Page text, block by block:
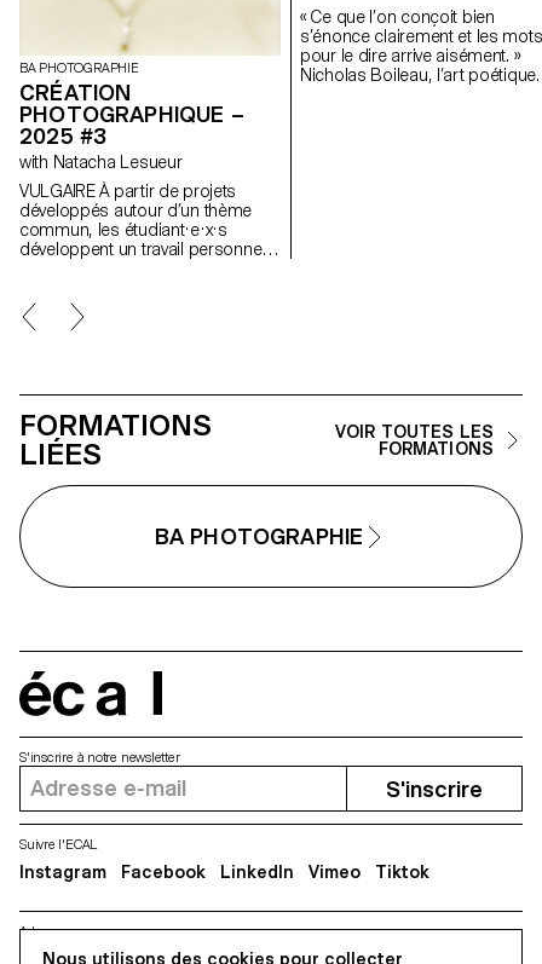
BA PHOTOGRAPHIE
CRÉATION
PHOTOGRAPHIQUE –
2025 #3
with Natacha Lesueur
VULGAIRE À partir de projets
développés autour d’un thème
commun, les étudiant·e·x·s
développent un travail personnel
construisent un projet qui explore
les limites de la véracité en
« Ce que l’on conçoit bien
s’énonce clairement et les mots
pour le dire arrive aisément. »
Nicholas Boileau, l’art poétique.
FORMATIONS
LIÉES
VOIR TOUTES LES
FORMATIONS
BA PHOTOGRAPHIE
Nous utilisons des cookies pour collecter
Adresse
5, avenue du Temple, CH-1020 Renens
S'inscrire à notre newsletter
S'inscrire
Suivre l'ECAL
Instagram Facebook LinkedIn Vimeo Tiktok